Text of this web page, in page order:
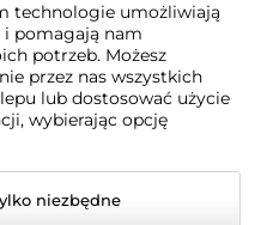
technologie umożliwiają
i pomagają nam
potrzeb. Możesz
przez nas wszystkich
lub dostosować użycie
wybierając opcję
niezbędne